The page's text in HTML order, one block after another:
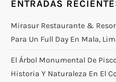
ENTRADAS
Mirasur Restaurante &
Para Un Full Day En Mala,
El Árbol Monumental De
Historia Y Naturaleza En El